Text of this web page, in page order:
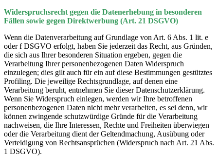
Widerspruchsrecht gegen die Datenerhebung in besonderen
Fällen sowie gegen Direktwerbung (Art. 21 DSGVO)
Wenn die Datenverarbeitung auf Grundlage von Art. 6 Abs. 1 lit. e
oder f DSGVO erfolgt, haben Sie jederzeit das Recht, aus Gründen,
die sich aus Ihrer besonderen Situation ergeben, gegen die
Verarbeitung Ihrer personenbezogenen Daten Widerspruch
einzulegen; dies gilt auch für ein auf diese Bestimmungen gestütztes
Profiling. Die jeweilige Rechtsgrundlage, auf denen eine
Verarbeitung beruht, entnehmen Sie dieser Datenschutzerklärung.
Wenn Sie Widerspruch einlegen, werden wir Ihre betroffenen
personenbezogenen Daten nicht mehr verarbeiten, es sei denn, wir
können zwingende schutzwürdige Gründe für die Verarbeitung
nachweisen, die Ihre Interessen, Rechte und Freiheiten überwiegen
oder die Verarbeitung dient der Geltendmachung, Ausübung oder
Verteidigung von Rechtsansprüchen (Widerspruch nach Art. 21 Abs.
1 DSGVO).